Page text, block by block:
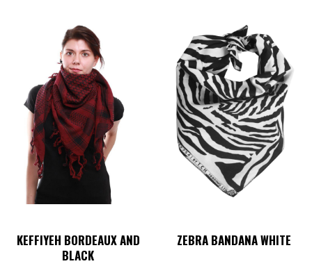
KEFFIYEH BORDEAUX AND
BLACK
ZEBRA BANDANA WHITE